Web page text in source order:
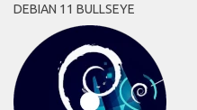
DEBIAN 11 BULLSEYE